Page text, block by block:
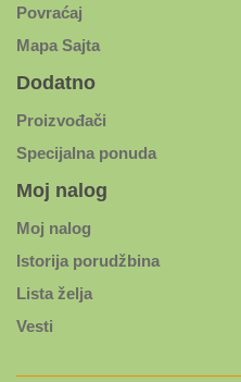
Povraćaj
Mapa Sajta
Dodatno
Proizvođači
Specijalna ponuda
Moj nalog
Moj nalog
Istorija porudžbina
Lista želja
Vesti